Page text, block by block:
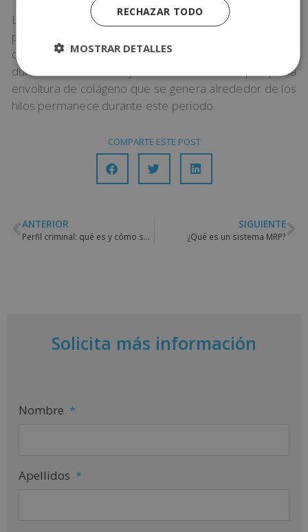
Los primeros efectos se notan al cabo de una hora,
pero el resultado óptimo se consigue a los tres meses
de poner los hilos japoneses. Su efecto se mantiene
durante un año o año y medio. Esto sucede porque la
envoltura de colágeno que se genera alrededor de los
hilos permanece durante este periodo.
COMPARTE ESTE POST
ANTERIOR
Perfil criminal: qué es y cómo se define
SIGUIENTE
¿Qué es un sistema MRP?
Solicita más información
Nombre *
Apellidos *
RECHAZAR TODO
MOSTRAR DETALLES